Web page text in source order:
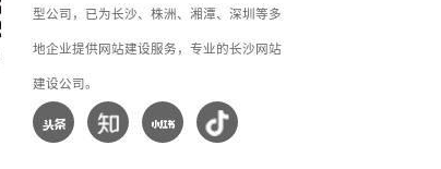
型公司，已为长沙、株洲、湘潭、深圳等多
地企业提供网站建设服务，专业的长沙网站
建设公司。